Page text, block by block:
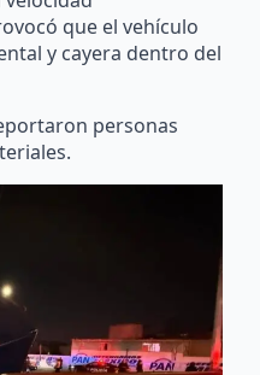
que el vehículo
y cayera dentro del
personas